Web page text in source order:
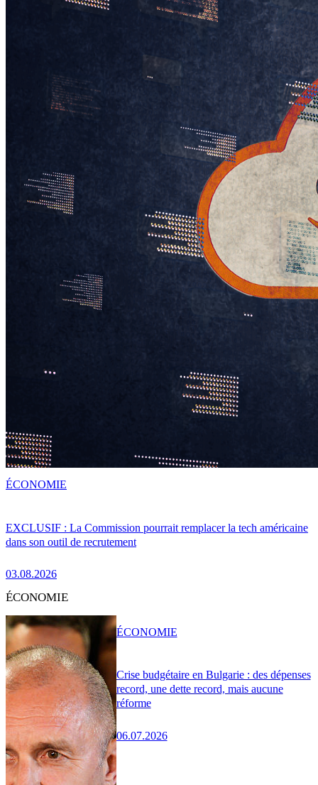
EXCLUSIF : La Commission pourrait remplacer la tech américaine
dans son outil de recrutement
03.08.2026
ÉCONOMIE
ÉCONOMIE
Crise budgétaire en Bulgarie : des dépenses
record, une dette record, mais aucune
réforme
06.07.2026
ÉCONOMIE